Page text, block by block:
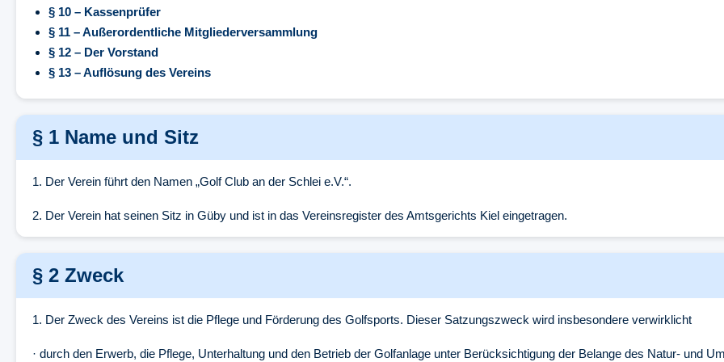
§ 10 – Kassenprüfer
§ 11 – Außerordentliche Mitgliederversammlung
§ 12 – Der Vorstand
§ 13 – Auflösung des Vereins
§ 1 Name und Sitz
1. Der Verein führt den Namen „Golf Club an der Schlei e.V.“.
2. Der Verein hat seinen Sitz in Güby und ist in das Vereinsregister des Amtsgerichts Kiel eingetragen.
§ 2 Zweck
1. Der Zweck des Vereins ist die Pflege und Förderung des Golfsports. Dieser Satzungszweck wird insbesondere verwirklicht
· durch den Erwerb, die Pflege, Unterhaltung und den Betrieb der Golfanlage unter Berücksichtigung der Belange des Natur- und